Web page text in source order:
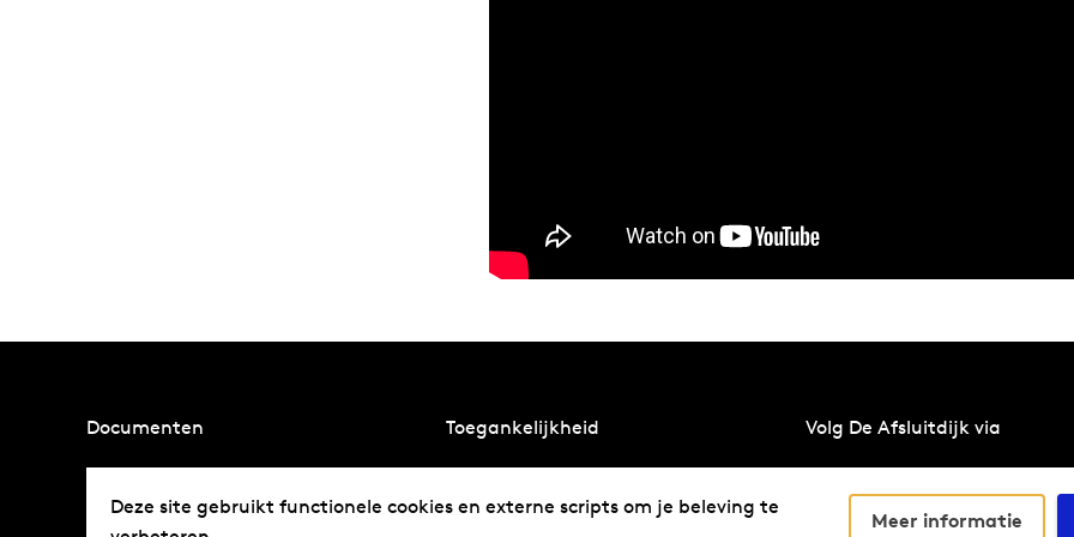
Deze site gebruikt functionele cookies en externe scripts om je beleving te
Meer informatie
Documenten Toegankelijkheid Volg De Afsluitdijk via